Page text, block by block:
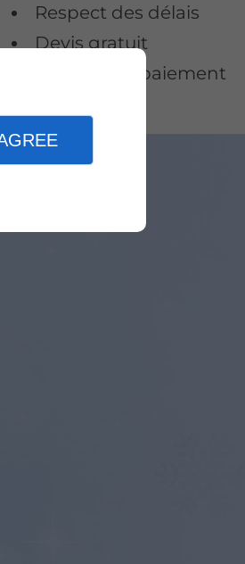
Respect des délais
Devis gratuit
Facilités de paiement